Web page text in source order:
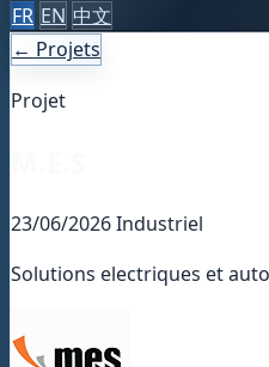
FR EN 中文
← Projets
Projet
23/06/2026Industriel
Solutions electriques et